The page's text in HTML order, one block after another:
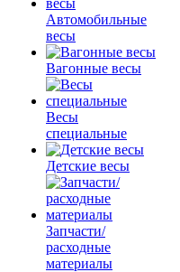
Автомобильные
весы
Вагонные весы
Весы
специальные
Детские весы
Запчасти/
расходные
материалы